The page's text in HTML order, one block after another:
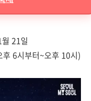
21일
6시부터~오후 10시)